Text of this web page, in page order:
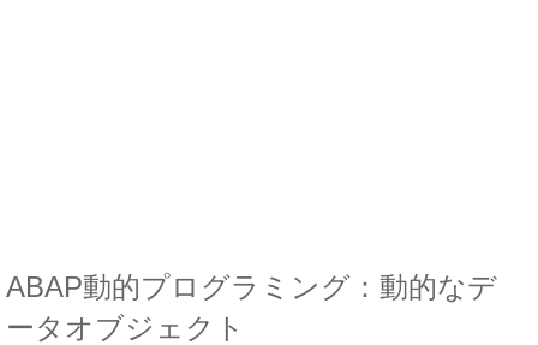
ABAP動的プログラミング：動的なデ
ータオブジェクト